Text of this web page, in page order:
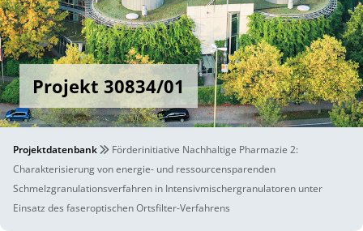
Projekt 30834/01
Projektdatenbank
Förderinitiative Nachhaltige Pharmazie 2:
Charakterisierung von energie- und ressourcensparenden
Schmelzgranulationsverfahren in Intensivmischergranulatoren unter
Einsatz des faseroptischen Ortsfilter-Verfahrens